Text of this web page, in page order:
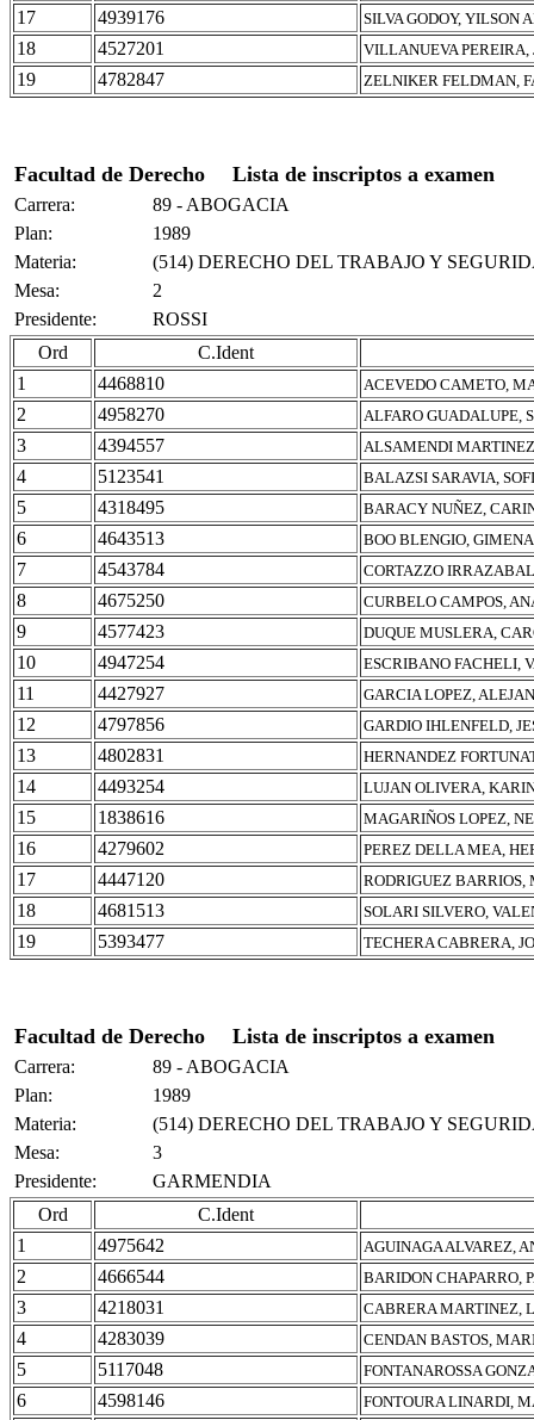
17 4939176 SILVA GODOY, YILSON
18 4527201 VILLANUEVA PEREIRA,
19 4782847 ZELNIKER FELDMAN,
Facultad de Derecho Lista de inscriptos a examen
Carrera:
89 - ABOGACIA
Plan:
1989
Materia:
(514) DERECHO DEL TRABAJO Y
Mesa:
2
Presidente:
ROSSI
Ord
C.Ident
1
4468810 ACEVEDO CAMETO,
2 4958270 ALFARO GUADALUPE,
3 4394557 ALSAMENDI
4 5123541 BALAZSI SARAVIA,
5 4318495 BARACY NUÑEZ,
6 4643513 BOO BLENGIO,
7 4543784 CORTAZZO
8 4675250 CURBELO CAMPOS,
9 4577423 DUQUE MUSLERA,
10 4947254 ESCRIBANO FACHELI,
11 4427927 GARCIA LOPEZ,
12 4797856 GARDIO IHLENFELD,
13 4802831 HERNANDEZ
14 4493254 LUJAN OLIVERA,
15 1838616 MAGARIÑOS LOPEZ,
16 4279602 PEREZ DELLA MEA,
17 4447120 RODRIGUEZ BARRIOS,
18 4681513 SOLARI SILVERO,
19 5393477 TECHERA CABRERA,
Facultad de Derecho Lista de inscriptos a examen
Carrera:
89 - ABOGACIA
Plan:
1989
Materia:
(514) DERECHO DEL TRABAJO Y
Mesa:
3
Presidente:
GARMENDIA
Ord
C.Ident
1
4975642 AGUINAGA ALVAREZ,
2 4666544 BARIDON CHAPARRO,
3 4218031 CABRERA MARTINEZ,
4 4283039 CENDAN BASTOS,
5 5117048 FONTANAROSSA
6 4598146 FONTOURA LINARDI,